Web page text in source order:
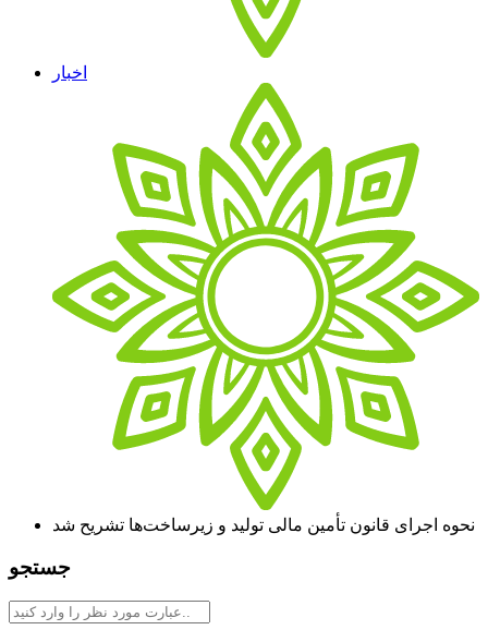
اخبار
نحوه اجرای قانون تأمین مالی تولید و زیرساخت‌ها تشریح شد
جستجو